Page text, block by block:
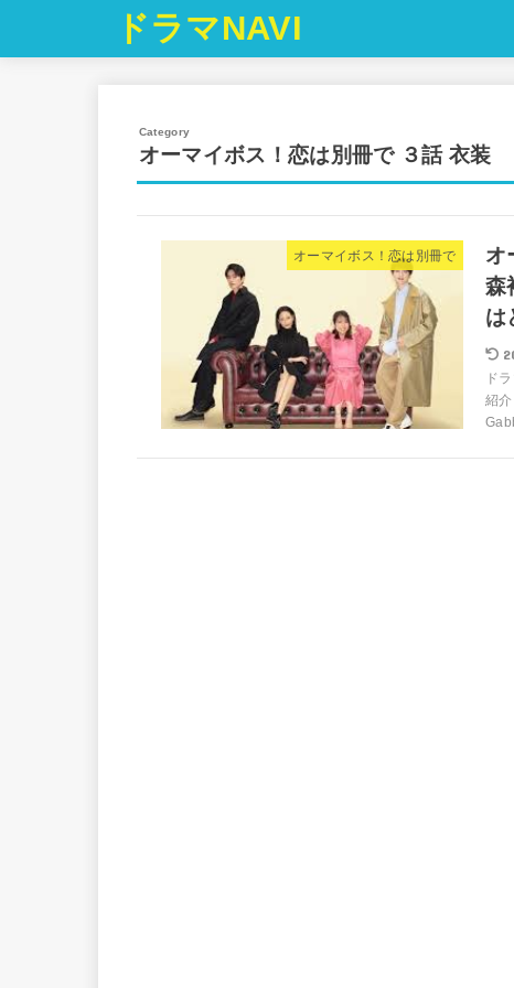
ドラマNAVI
オーマイボス！恋は別冊で ３話 衣装
オーマイボス！恋は別冊で
オ
森
は
ド
紹